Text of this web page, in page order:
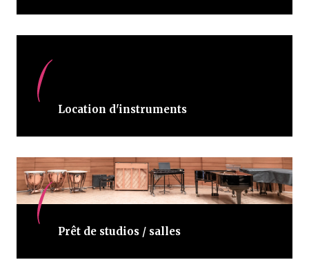
Location d'instruments
Prêt de studios / salles